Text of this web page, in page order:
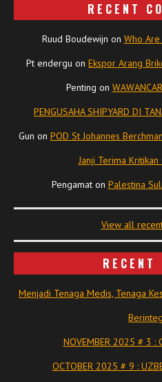
RECENT
Ruud Boudewijn on Who
Pt endergu on Ekspor Arang
Penting on
PENGUSAHA SHIPYARD DI
Gun on POD St Johannes
Janji Terima
Pengamaton Palestina
View all
RECENT
Menjadi Tenaga Medis, Tenaga
NOVEMBER 2025 # 3 :
OCTOBER 2025 # 9 :